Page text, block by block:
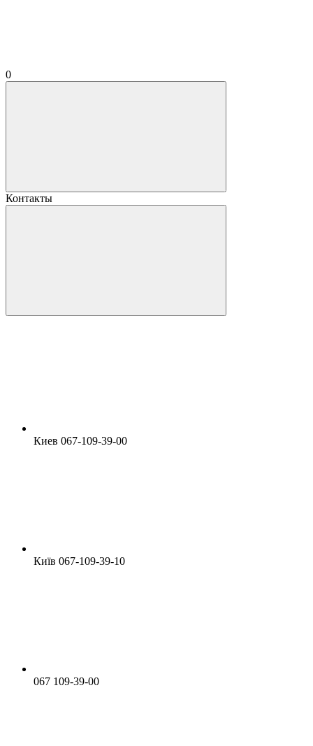
0
Контакты
Киев 067-109-39-00
Київ 067-109-39-10
067 109-39-00